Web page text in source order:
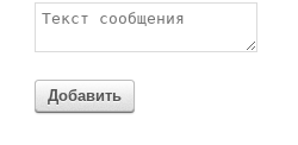
Добавить